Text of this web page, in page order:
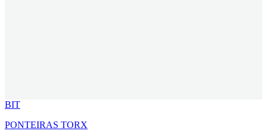
BIT
PONTEIRAS TORX